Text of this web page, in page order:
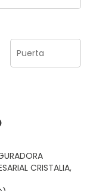
CRISTALIA,